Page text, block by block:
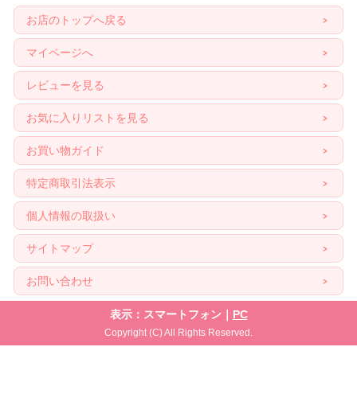
お店のトップへ戻る
マイページへ
レビューを見る
お気に入りリストを見る
お買い物ガイド
特定商取引法表示
個人情報の取扱い
サイトマップ
お問い合わせ
表示：スマートフォン｜ PC
Copyright (C) All Rights Reserved.